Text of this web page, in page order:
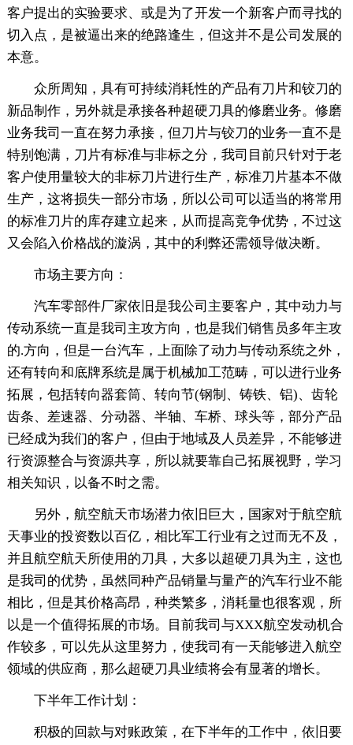
客户提出的实验要求、或是为了开发一个新客户而寻找的
切入点，是被逼出来的绝路逢生，但这并不是公司发展的
本意。
众所周知，具有可持续消耗性的产品有刀片和铰刀的
新品制作，另外就是承接各种超硬刀具的修磨业务。修磨
业务我司一直在努力承接，但刀片与铰刀的业务一直不是
特别饱满，刀片有标准与非标之分，我司目前只针对于老
客户使用量较大的非标刀片进行生产，标准刀片基本不做
生产，这将损失一部分市场，所以公司可以适当的将常用
的标准刀片的库存建立起来，从而提高竞争优势，不过这
又会陷入价格战的漩涡，其中的利弊还需领导做决断。
市场主要方向：
汽车零部件厂家依旧是我公司主要客户，其中动力与
传动系统一直是我司主攻方向，也是我们销售员多年主攻
的.方向，但是一台汽车，上面除了动力与传动系统之外，
还有转向和底牌系统是属于机械加工范畴，可以进行业务
拓展，包括转向器套筒、转向节(钢制、铸铁、铝)、齿轮
齿条、差速器、分动器、半轴、车桥、球头等，部分产品
已经成为我们的客户，但由于地域及人员差异，不能够进
行资源整合与资源共享，所以就要靠自己拓展视野，学习
相关知识，以备不时之需。
另外，航空航天市场潜力依旧巨大，国家对于航空航
天事业的投资数以百亿，相比军工行业有之过而无不及，
并且航空航天所使用的刀具，大多以超硬刀具为主，这也
是我司的优势，虽然同种产品销量与量产的汽车行业不能
相比，但是其价格高昂，种类繁多，消耗量也很客观，所
以是一个值得拓展的市场。目前我司与XXX航空发动机合
作较多，可以先从这里努力，使我司有一天能够进入航空
领域的供应商，那么超硬刀具业绩将会有显著的增长。
下半年工作计划：
积极的回款与对账政策，在下半年的工作中，依旧要